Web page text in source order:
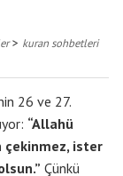
> kuran sohbetleri
26 ve 27.
“Allahü
çekinmez, ister
Çünkü